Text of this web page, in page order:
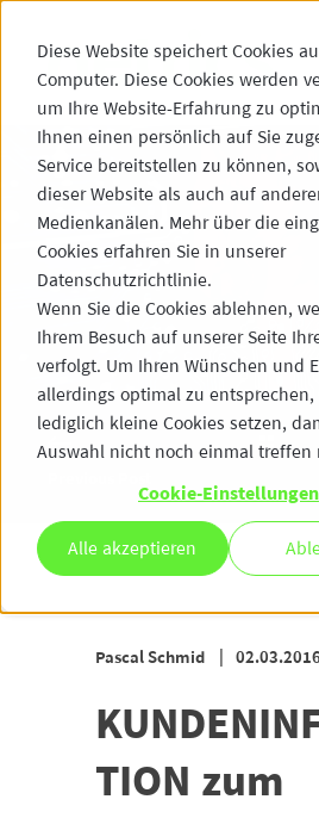
Diese Website speichert Cookies
Computer. Diese Cookies werden
um Ihre Website-Erfahrung zu
Ihnen einen persönlich auf Sie
Service bereitstellen zu können,
dieser Website als auch auf
Medienkanälen. Mehr über die
Cookies erfahren Sie in unserer
Datenschutzrichtlinie.
Wenn Sie die Cookies ablehnen,
Ihrem Besuch auf unserer Seite
verfolgt. Um Ihren Wünschen und
allerdings optimal zu entsprechen,
lediglich kleine Cookies setzen,
Auswahl nicht noch einmal treffen
Cookie-Einstellungen
Alle akzeptieren
Pascal Schmid 02.03.2016
TION zum